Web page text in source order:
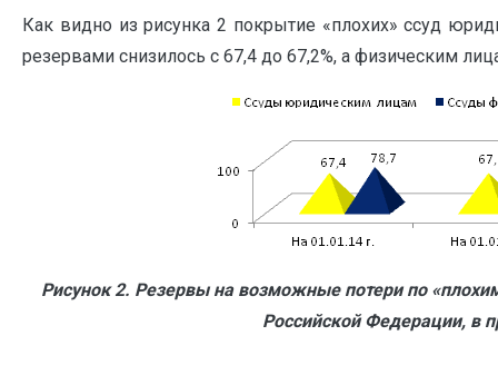
Как видно из рисунка 2 покрытие «плохих» ссуд
резервами снизилось с 67,4 до 67,2%, а физическим
Рисунок 2. Резервы на возможные потери по
Российской Федерации, в